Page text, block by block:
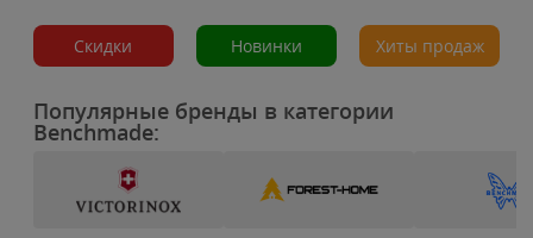
Скидки Новинки Хиты продаж
Популярные бренды в категории
Benchmade: